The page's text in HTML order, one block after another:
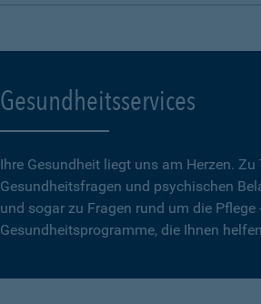
Gesundheitsservices
Ihre Gesundheit liegt uns am Herzen.
Gesundheitsfragen und psychischen
und sogar zu Fragen rund um die
Gesundheitsprogramme, die Ihnen